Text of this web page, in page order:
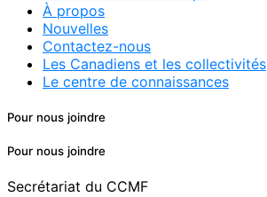
À propos
Nouvelles
Contactez-nous
Les Canadiens et les collectivités
Le centre de connaissances
Pour nous joindre
Pour nous joindre
Secrétariat du CCMF